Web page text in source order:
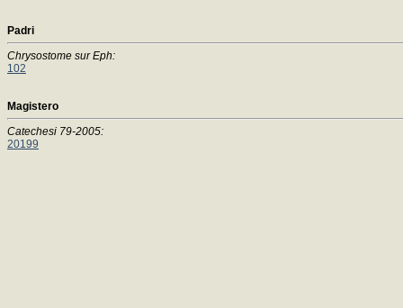
Padri
Chrysostome sur Eph:
102
Magistero
Catechesi 79-2005:
20199